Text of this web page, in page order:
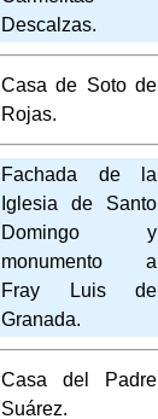
Descalzas.
Casa de Soto de
Rojas.
Fachada de la
Iglesia de Santo
Domingo y
monumento a
Fray Luis de
Granada.
Casa del Padre
Suárez.